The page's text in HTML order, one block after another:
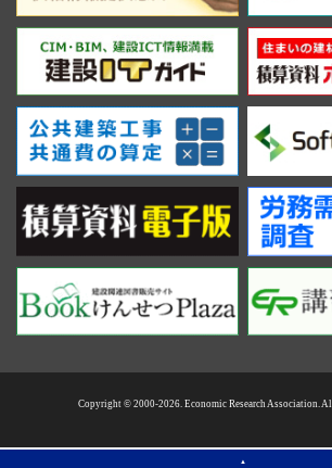
Copyright © 2000-2026. Economic Research Association.